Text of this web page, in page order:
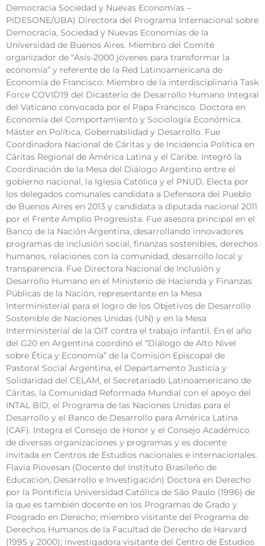
Democracia Sociedad y Nuevas Economías –
PIDESONE/UBA) Directora del Programa Internacional sobre
Democracia, Sociedad y Nuevas Economías de la
Universidad de Buenos Aires. Miembro del Comité
organizador de “Asís-2000 jóvenes para transformar la
economía” y referente de la Red Latinoamericana de
Economía de Francisco. Miembro de la interdisciplinaria Task
Force COVID19 del Dicasterio de Desarrollo Humano Integral
del Vaticano convocada por el Papa Francisco. Doctora en
Economía del Comportamiento y Sociología Económica.
Máster en Política, Gobernabilidad y Desarrollo. Fue
Coordinadora Nacional de Cáritas y de Incidencia Política en
Cáritas Regional de América Latina y el Caribe. Integró la
Coordinación de la Mesa del Diálogo Argentino entre el
gobierno nacional, la Iglesia Católica y el PNUD. Electa por
los delegados comunales candidata a Defensora del Pueblo
de Buenos Aires en 2013 y candidata a diputada nacional 2011
por el Frente Amplio Progresista. Fue asesora principal en el
Banco de la Nación Argentina, desarrollando innovadores
programas de inclusión social, finanzas sostenibles, derechos
humanos, relaciones con la comunidad, desarrollo local y
transparencia. Fue Directora Nacional de Inclusión y
Desarrollo Humano en el Ministerio de Hacienda y Finanzas
Públicas de la Nación, representante en la Mesa
Interministerial para el logro de los Objetivos de Desarrollo
Sostenible de Naciones Unidas (UN) y en la Mesa
Interministerial de la OIT contra el trabajo infantil. En el año
del G20 en Argentina coordinó el “Diálogo de Alto Nivel
sobre Ética y Economía” de la Comisión Episcopal de
Pastoral Social Argentina, el Departamento Justicia y
Solidaridad del CELAM, el Secretariado Latinoamericano de
Cáritas, la Comunidad Reformada Mundial con el apoyo del
INTAL BID, el Programa de las Naciones Unidas para el
Desarrollo y el Banco de Desarrollo para América Latina
(CAF). Integra el Consejo de Honor y el Consejo Académico
de diversas organizaciones y programas y es docente
invitada en Centros de Estudios nacionales e internacionales.
Flavia Piovesan (Docente del Instituto Brasileño de
Educación, Desarrollo e Investigación) Doctora en Derecho
por la Pontificia Universidad Católica de São Paulo (1996) de
la que es también docente en los Programas de Grado y
Posgrado en Derecho; miembro visitante del Programa de
Derechos Humanos de la Facultad de Derecho de Harvard
(1995 y 2000); investigadora visitante del Centro de Estudios